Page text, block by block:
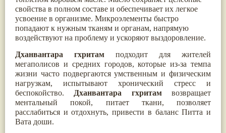
свойства в полном составе и обеспечивает их легкое
усвоение в организме. Микроэлементы быстро
попадают к нужным тканям и органам, напрямую
воздействуют на проблему и ускоряют выздоровление.
Дханвантара гхритам
подходит для жителей
мегаполисов и средних городов, которые из-за темпа
жизни часто подвергаются умственным и физическим
нагрузкам, испытывают хронический стресс и
беспокойство. Дханвантара гхритамвозвращает
ментальный покой, питает ткани, позволяет
расслабиться и отдохнуть, привести в баланс Питта и
Вата доши.
Паслён черный(13)
Коричник цейлонский
Мирра
Розовая соль
Сверция(12)
(11)
Мукуна жгучая
Ним(11)
Патала(11)
Перец чаба(11)
Соссюрея/кушта